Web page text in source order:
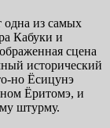
одна из самых
Кабуки и
сцена
исторический
но Ёсицунэ
Ёритомэ, и
штурму.